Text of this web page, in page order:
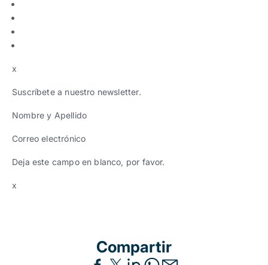
x
Suscríbete a nuestro newsletter.
Nombre y Apellido
Correo electrónico
Deja este campo en blanco, por favor.
x
Compartir